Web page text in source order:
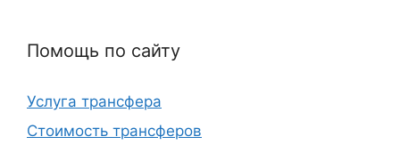
Помощь по сайту
Услуга трансфера
Стоимость трансферов